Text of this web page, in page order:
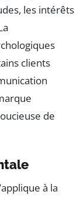
les intérêts
clients
de
à la